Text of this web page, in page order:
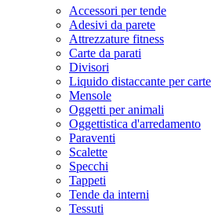
Accessori per tende
Adesivi da parete
Attrezzature fitness
Carte da parati
Divisori
Liquido distaccante per
Mensole
Oggetti per animali
Oggettistica d'arredamento
Paraventi
Scalette
Specchi
Tappeti
Tende da interni
Tessuti